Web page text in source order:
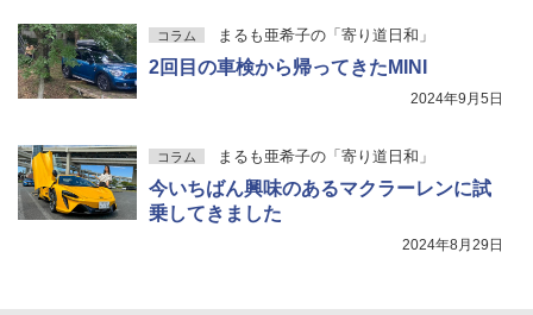
コラム まるも亜希子の「寄り道日和」
2回目の車検から帰ってきたMINI
2024年9月5日
コラム まるも亜希子の「寄り道日和」
今いちばん興味のあるマクラーレンに試
乗してきました
2024年8月29日